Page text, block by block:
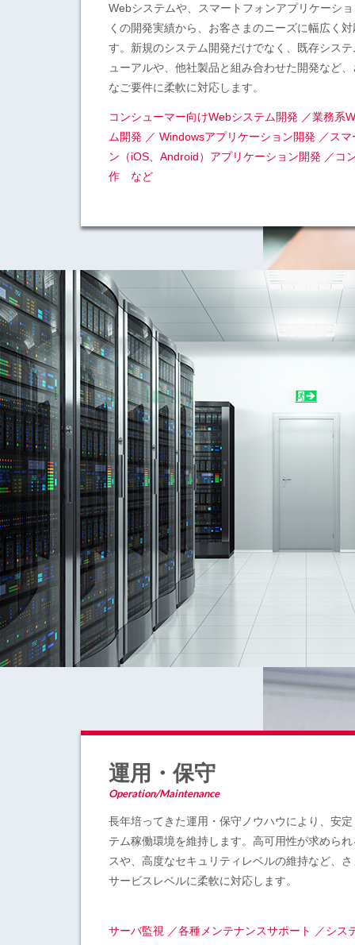
Webシステムや、スマートフォンアプリケーシ
くの開発実績から、お客さまのニーズに幅広く
す。新規のシステム開発だけでなく、既存シス
ューアルや、他社製品と組み合わせた開発など
なご要件に柔軟に対応します。
コンシューマー向けWebシステム開発 ／業務系
ム開発 ／ Windowsアプリケーション開発 ／スマ
ン（iOS、Android）アプリケーション開発 ／コ
作 など
運用・保守
Operation/Maintenance
長年培ってきた運用・保守ノウハウにより、安
テム稼働環境を維持します。高可用性が求めら
スや、高度なセキュリティレベルの維持など、
サービスレベルに柔軟に対応します。
サーバ監視 ／各種メンテナンスサポート ／シス